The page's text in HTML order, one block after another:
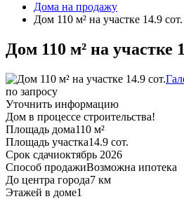
Дома на продажу
Дом 110 м² на участке 14.9 сот.
Дом 110 м² на участке
по запросу
Уточнить информацию
Дом в процессе строительства!
Площадь дома110 м²
Площадь участка14.9 сот.
Срок сдачиоктябрь 2026
Способ продажиВозможна ипотека
До центра города7 км
Этажей в доме1